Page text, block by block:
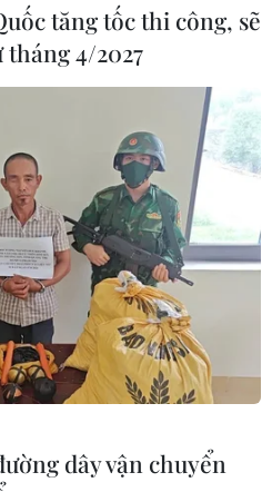
tăng tốc thi công, sẽ
4/2027
dây vận chuyển